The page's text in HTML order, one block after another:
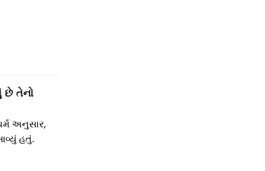
છે તેનો
અનુસાર,
હતું.